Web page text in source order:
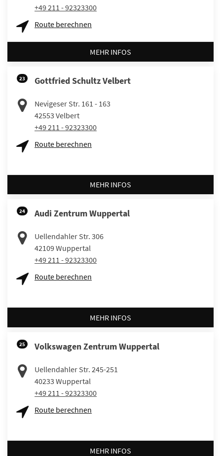
+49 211 - 92323300
Route berechnen
MEHR INFOS
23 Gottfried Schultz Velbert
Nevigeser Str. 161 - 163
42553 Velbert
+49 211 - 92323300
Route berechnen
MEHR INFOS
24 Audi Zentrum Wuppertal
Uellendahler Str. 306
42109Wuppertal
+49 211 - 92323300
Route berechnen
MEHR INFOS
25 Volkswagen Zentrum Wuppertal
Uellendahler Str. 245-251
40233 Wuppertal
+49 211 - 92323300
Route berechnen
MEHR INFOS